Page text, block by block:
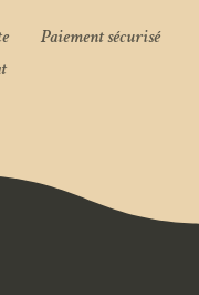
Paiement sécurisé